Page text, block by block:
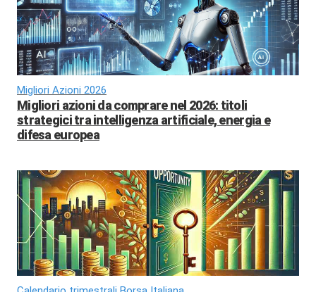
Migliori Azioni 2026
Migliori azioni da comprare nel 2026: titoli
strategici tra intelligenza artificiale, energia e
difesa europea